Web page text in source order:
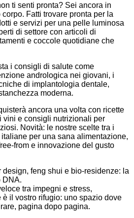
ti senti pronta? Sei ancora in
Fatti trovare pronta per la
e servizi per una pelle luminosa
di settore con articoli di
e coccole quotidiane che
i consigli di salute come
andrologica nei giovani, i
di implantologia dentale,
moderna.
ancora una volta con ricette
vini e consigli nutrizionali per
Novità: le nostre scelte tra i
per una sana alimentazione,
from e innovazione del gusto
design, feng shui e bio-residenze: la
DNA.
tra impegni e stress,
il vostro rifugio: uno spazio dove
pagina dopo pagina.